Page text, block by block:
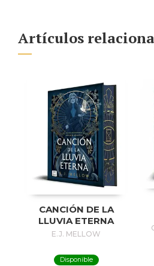
Artículos
CANCIÓN DE LA
LLUVIA ETERNA
E.J. MELLOW
Disponible